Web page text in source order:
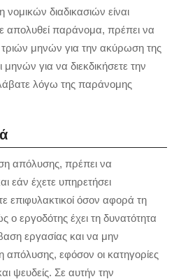
νομικών διαδικασιών είναι
απολυθεί παράνομα, πρέπει να
τριών μηνών για την ακύρωση της
μηνών για να διεκδικήσετε την
λόγω της παράνομης
απόλυσης, πρέπει να
εάν έχετε υπηρετήσει
επιφυλακτικοί όσον αφορά τη
ο εργοδότης έχει τη δυνατότητα
εργασίας και να μην
απόλυσης, εφόσον οι κατηγορίες
ψευδείς. Σε αυτήν την